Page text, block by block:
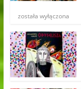
została wyłączona